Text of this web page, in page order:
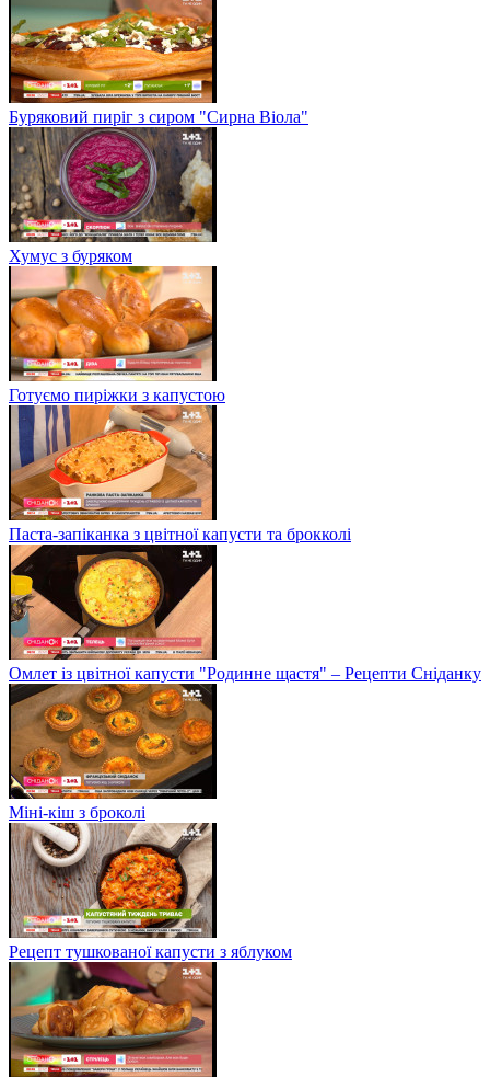
Буряковий пиріг з сиром "Сирна Віола"
Хумус з буряком
Готуємо пиріжки з капустою
Паста-запіканка з цвітної капусти та брокколі
Омлет із цвітної капусти "Родинне щастя" – Рецепти Сніданку
Міні-кіш з броколі
Рецепт тушкованої капусти з яблуком